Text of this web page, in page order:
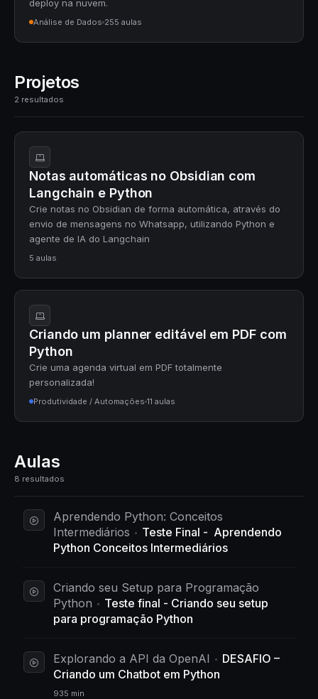
deploy na nuvem.
Análise de Dados 255 aulas
Projetos
2 resultados
Notas automáticas no Obsidian com
Langchain e Python
Crie notas no Obsidian de forma automática, através do
envio de mensagens no Whatsapp, utilizando Python e
agente de IA do Langchain
5 aulas
Criando um planner editável em PDF com
Python
Crie uma agenda virtual em PDF totalmente
personalizada!
Produtividade / Automações 11 aulas
Aulas
8 resultados
Aprendendo Python: Conceitos
Intermediários
Teste Final - Aprendendo
Python Conceitos Intermediários
Criando seu Setup para Programação
Python
Teste final - Criando seu setup
para programação Python
Explorando a API da OpenAI
DESAFIO –
Criando um Chatbot em Python
935 min